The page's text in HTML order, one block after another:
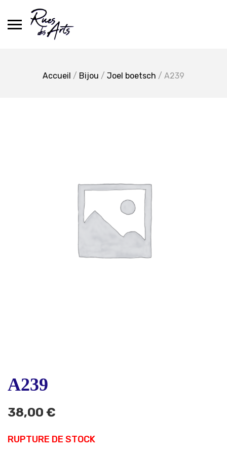
Accueil / Bijou / Joel boetsch / A239
A239
38,00 €
RUPTURE DE STOCK